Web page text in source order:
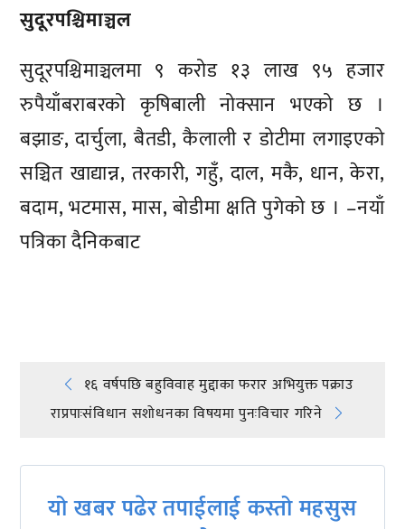
सुदूरपश्चिमाञ्चल
सुदूरपश्चिमाञ्चलमा ९ करोड १३ लाख ९५ हजार
रुपैयाँबराबरको कृषिबाली नोक्सान भएको छ ।
बझाङ, दार्चुला, बैतडी, कैलाली र डोटीमा लगाइएको
सञ्चित खाद्यान्न, तरकारी, गहुँ, दाल, मकै, धान, केरा,
बदाम, भटमास, मास, बोडीमा क्षति पुगेको छ । –नयाँ
पत्रिका दैनिकबाट
Post
navigation
१६ वर्षपछि बहुविवाह मुद्दाका फरार अभियुक्त पक्राउ
राप्रपाःसंविधान सशोधनका विषयमा पुनःविचार गरिने
यो खबर पढेर तपाईलाई कस्तो महसुस